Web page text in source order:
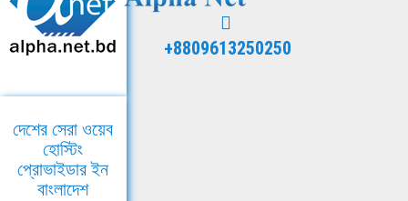
+8809613250250
দেশের সেরা ওয়েব
হোস্টিং
প্রোভাইডার ইন
বাংলাদেশ